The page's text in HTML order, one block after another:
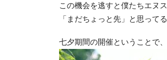
この機会を逃すと僕たちエヌ
「まだちょっと先」と思って
七夕期間の開催ということで